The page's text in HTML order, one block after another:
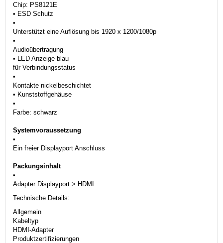
Chip: PS8121E
• ESD Schutz
•
Unterstützt eine Auflösung bis 1920 x 1200/1080p
•
Audioübertragung
• LED Anzeige blau
für Verbindungsstatus
•
Kontakte nickelbeschichtet
• Kunststoffgehäuse
•
Farbe: schwarz
Systemvoraussetzung
•
Ein freier Displayport Anschluss
Packungsinhalt
•
Adapter Displayport > HDMI
Technische Details:
Allgemein
Kabeltyp
HDMI-Adapter
Produktzertifizierungen